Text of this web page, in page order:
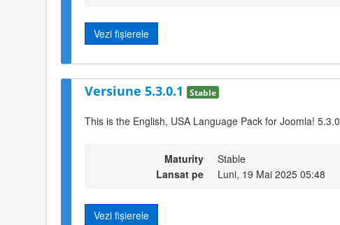
Vezi fișierele
Versiune 5.3.0.1 Stable
This is the English, USA Language Pack for Joomla! 5.3.0
Maturity
Stable
Lansat pe
Luni, 19 Mai 2025 05:48
Vezi fișierele